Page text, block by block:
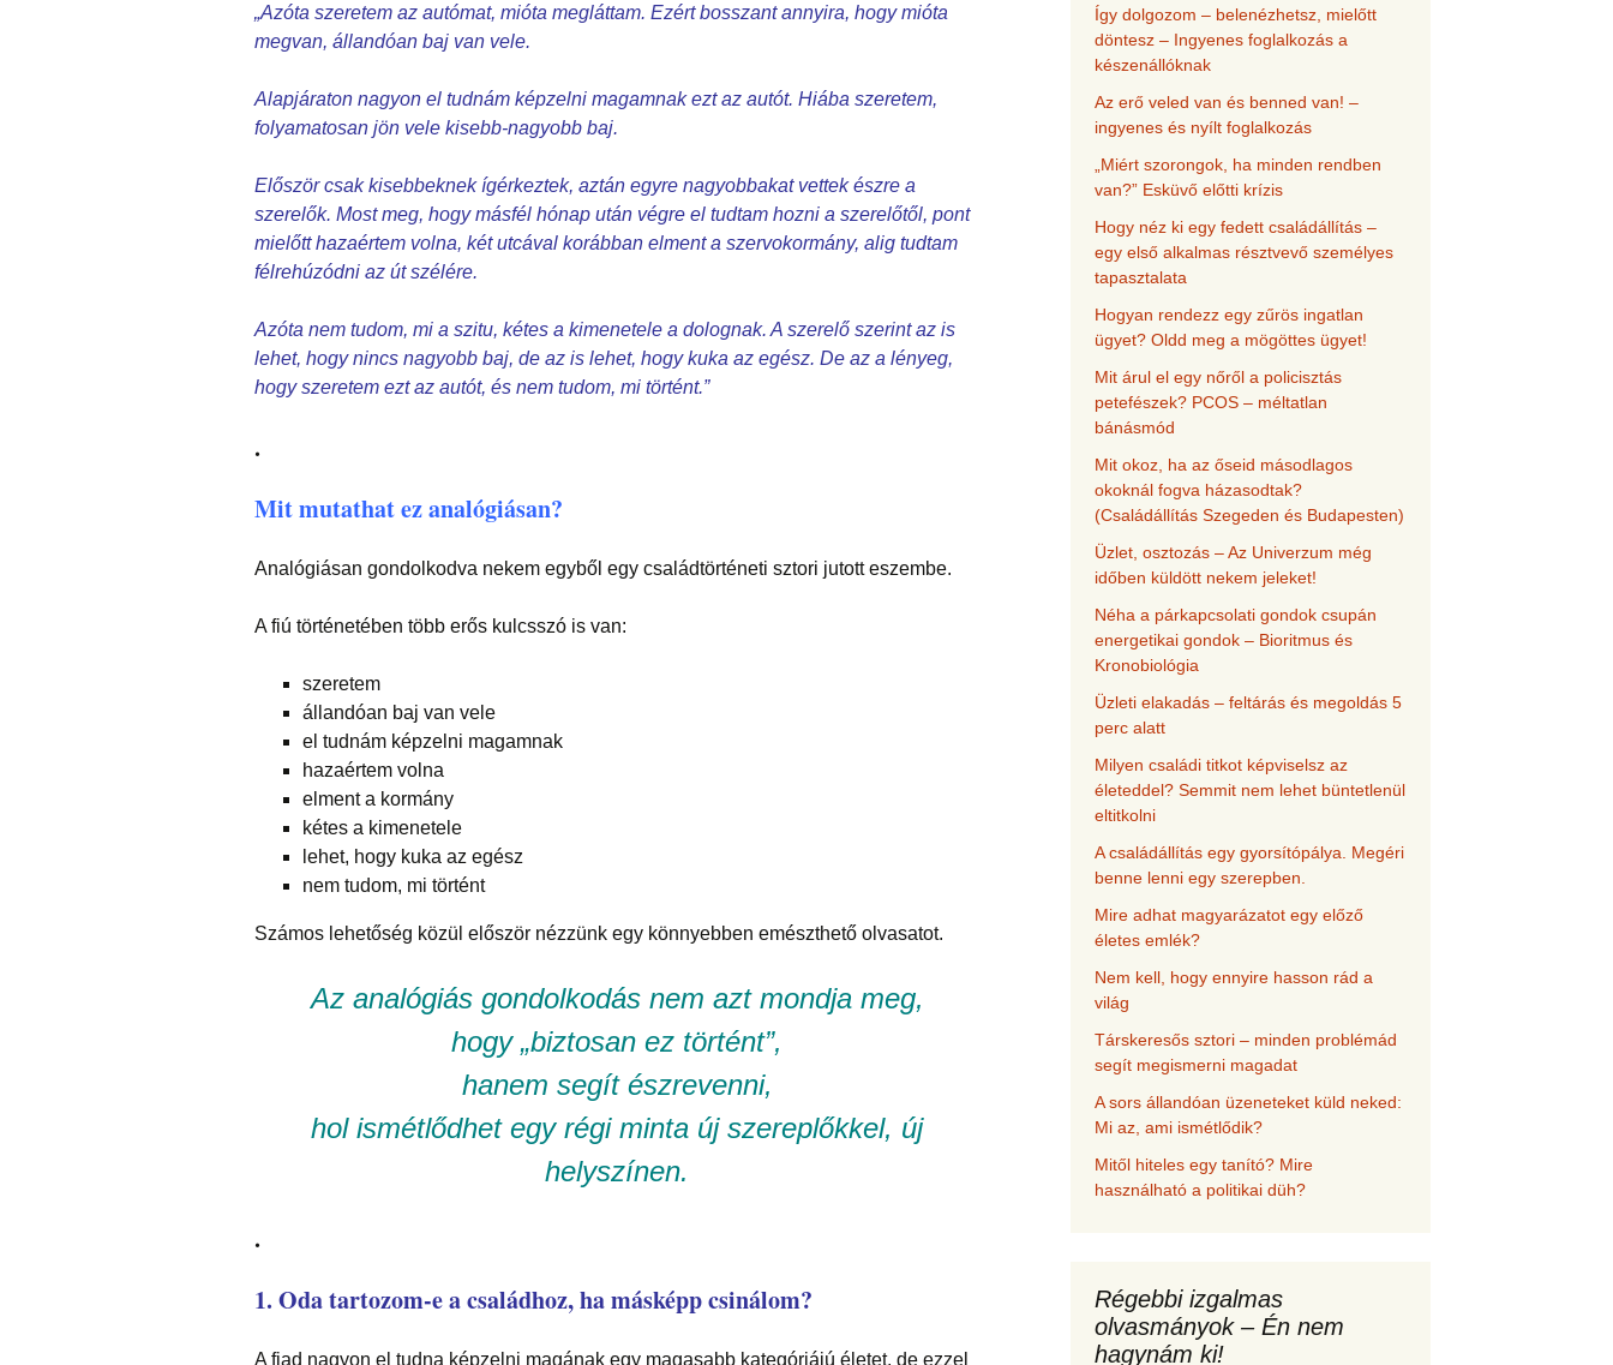
„Azóta szeretem az autómat, mióta megláttam. Ezért bosszant annyira, hogy mióta
megvan, állandóan baj van vele.
Alapjáraton nagyon el tudnám képzelni magamnak ezt az autót. Hiába szeretem,
folyamatosan jön vele kisebb-nagyobb baj.
Először csak kisebbeknek ígérkeztek, aztán egyre nagyobbakat vettek észre a
szerelők. Most meg, hogy másfél hónap után végre el tudtam hozni a szerelőtől, pont
mielőtt hazaértem volna, két utcával korábban elment a szervokormány, alig tudtam
félrehúzódni az út szélére.
Azóta nem tudom, mi a szitu, kétes a kimenetele a dolognak. A szerelő szerint az is
lehet, hogy nincs nagyobb baj, de az is lehet, hogy kuka az egész. De az a lényeg,
hogy szeretem ezt az autót, és nem tudom, mi történt.”
.
Mit mutathat ez analógiásan?
Analógiásan gondolkodva nekem egyből egy családtörténeti sztori jutott eszembe.
A fiú történetében több erős kulcsszó is van:
szeretem
állandóan baj van vele
el tudnám képzelni magamnak
hazaértem volna
elment a kormány
kétes a kimenetele
lehet, hogy kuka az egész
nem tudom, mi történt
Számos lehetőség közül először nézzünk egy könnyebben emészthető olvasatot.
Az analógiás gondolkodás nem azt mondja meg,
hogy „biztosan ez történt”,
hanem segít észrevenni,
hol ismétlődhet egy régi minta új szereplőkkel, új
helyszínen.
.
1. Oda tartozom-e a családhoz, ha másképp csinálom?
A fiad nagyon el tudna képzelni magának egy magasabb kategóriájú életet, de ezzel
Így dolgozom – belenézhetsz, mielőtt
döntesz – Ingyenes foglalkozás a
készenállóknak
Az erő veled van és benned van! –
ingyenes és nyílt foglalkozás
„Miért szorongok, ha minden rendben
van?” Esküvő előtti krízis
Hogy néz ki egy fedett családállítás –
egy első alkalmas résztvevő személyes
tapasztalata
Hogyan rendezz egy zűrös ingatlan
ügyet? Oldd meg a mögöttes ügyet!
Mit árul el egy nőről a policisztás
petefészek? PCOS – méltatlan
bánásmód
Mit okoz, ha az őseid másodlagos
okoknál fogva házasodtak?
(Családállítás Szegeden és Budapesten)
Üzlet, osztozás – Az Univerzum még
időben küldött nekem jeleket!
Néha a párkapcsolati gondok csupán
energetikai gondok – Bioritmus és
Kronobiológia
Üzleti elakadás – feltárás és megoldás 5
perc alatt
Milyen családi titkot képviselsz az
életeddel? Semmit nem lehet büntetlenül
eltitkolni
A családállítás egy gyorsítópálya. Megéri
benne lenni egy szerepben.
Mire adhat magyarázatot egy előző
életes emlék?
Nem kell, hogy ennyire hasson rád a
világ
Társkeresős sztori – minden problémád
segít megismerni magadat
A sors állandóan üzeneteket küld neked:
Mi az, ami ismétlődik?
Mitől hiteles egy tanító? Mire
használható a politikai düh?
Régebbi izgalmas
olvasmányok – Én nem
hagynám ki!